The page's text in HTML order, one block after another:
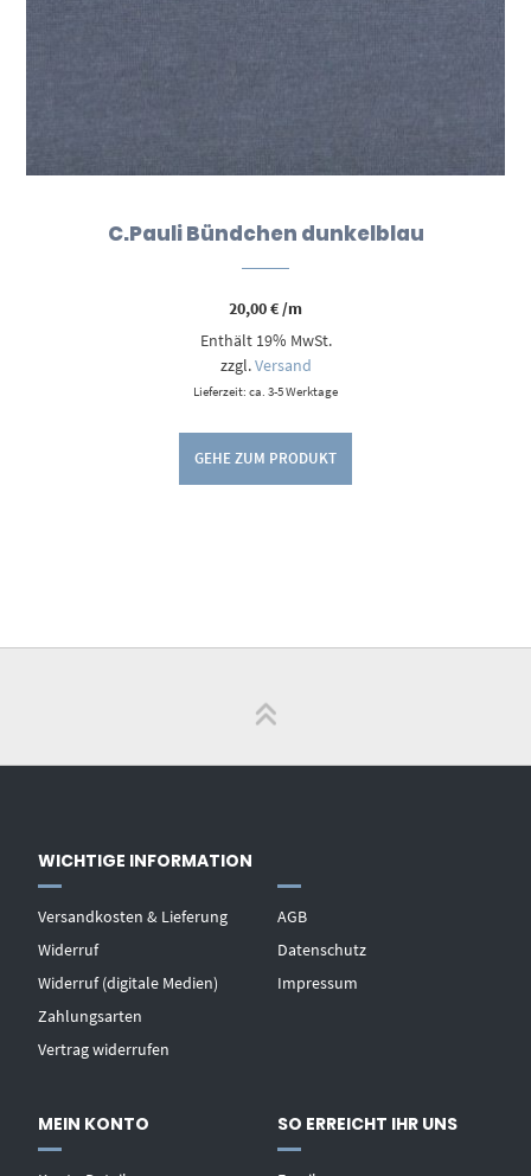
C.Pauli Bündchen dunkelblau
20,00€/m
Enthält 19% MwSt.
zzgl.Versand
Lieferzeit: ca. 3-5 Werktage
GEHE ZUM PRODUKT
WICHTIGE INFORMATION
Versandkosten & Lieferung
Widerruf
Widerruf (digitale Medien)
Zahlungsarten
Vertrag widerrufen
AGB
Datenschutz
Impressum
MEIN KONTO SO ERREICHT IHR UNS